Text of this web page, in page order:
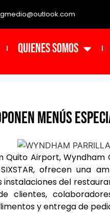
Quienes Somos
menús
Quito Airport,
ofrecen una
del
clientes,
y entrega de